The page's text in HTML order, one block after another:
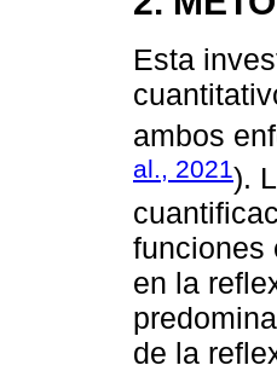
Esta
ambos
al., 2021).
funciones
en la
de la